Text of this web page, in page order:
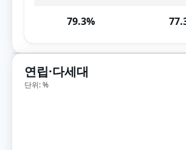
79.3%
연립·다세대
단위: %